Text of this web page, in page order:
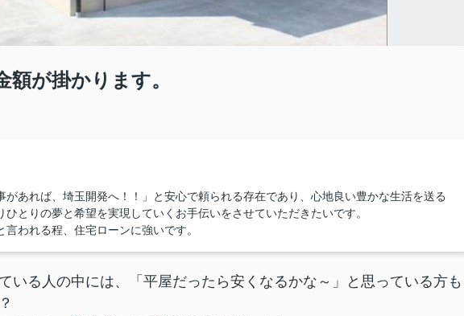
が掛かります。
があれば、埼玉開発へ！！」と安心で頼られる存在であり、心地良い豊かな生活を送る
ひとりの夢と希望を実現していくお手伝いをさせていただきたいです。
言われる程、住宅ローンに強いです。
いる人の中には、「平屋だったら安くなるかな～」と思っている方も